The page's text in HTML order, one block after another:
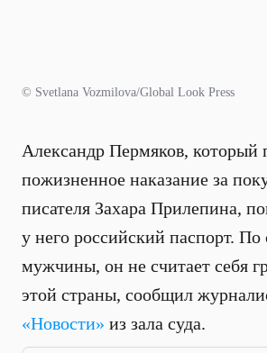
© Svetlana Vozmilova/Global Look Press
Александр Пермяков, который
пожизненное наказание за
писателя Захара Прилепина,
у него российский паспорт. По
мужчины, он не считает себя
этой страны, сообщил
«Новости» из зала суда.